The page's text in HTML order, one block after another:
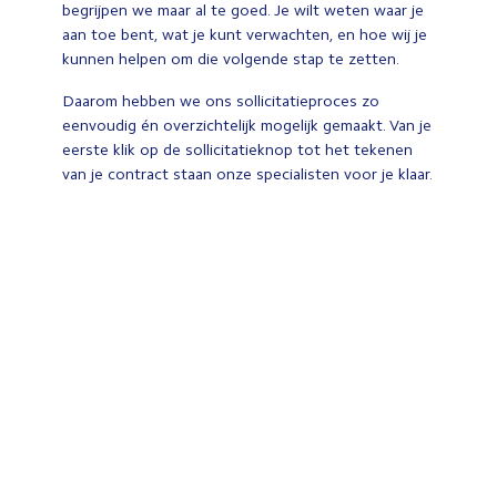
begrijpen we maar al te goed. Je wilt weten waar je
aan toe bent, wat je kunt verwachten, en hoe wij je
kunnen helpen om die volgende stap te zetten.
Daarom hebben we ons sollicitatieproces zo
eenvoudig én overzichtelijk mogelijk gemaakt. Van je
eerste klik op de sollicitatieknop tot het tekenen
van je contract staan onze specialisten voor je klaar.